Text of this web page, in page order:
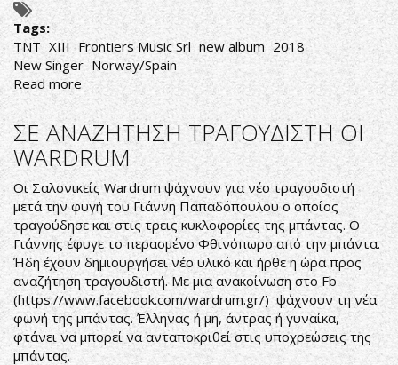
Tags:
TNT XIII Frontiers Music Srl new album 2018
New Singer Norway/Spain
Read more about
ΝΕΟΣ
ΔΙΣΚΟΣ
ΓΙΑ
ΤΟΥΣ
TNT
ΣΕ ΑΝΑΖΗΤΗΣΗ ΤΡΑΓΟΥΔΙΣΤΗ ΟΙ
WARDRUM
Οι Σαλονικείς Wardrum ψάχνουν για νέο τραγουδιστή
μετά την φυγή του Γιάννη Παπαδόπουλου ο οποίος
τραγούδησε και στις τρεις κυκλοφορίες της μπάντας. Ο
Γιάννης έφυγε το περασμένο Φθινόπωρο από την μπάντα.
Ήδη έχουν δημιουργήσει νέο υλικό και ήρθε η ώρα προς
αναζήτηση τραγουδιστή. Με μια ανακοίνωση στο Fb
(https://www.facebook.com/wardrum.gr/) ψάχνουν τη νέα
φωνή της μπάντας. Έλληνας ή μη, άντρας ή γυναίκα,
φτάνει να μπορεί να ανταποκριθεί στις υποχρεώσεις της
μπάντας.